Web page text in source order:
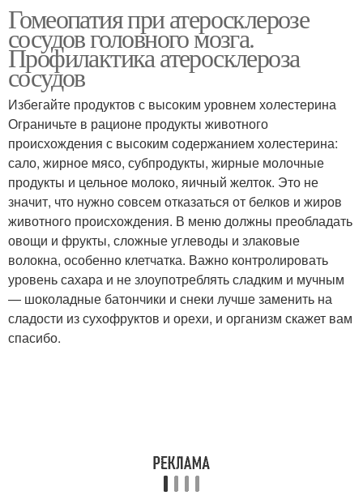
препараты
Препараты для детей
Препараты для
взрослых
Противовирусный
препарат
Препараты при
коронавирусе
Препараты от
коронавируса
Гомеопатия при атеросклерозе
сосудов головного мозга.
Профилактика атеросклероза
сосудов
Избегайте продуктов с высоким уровнем холестерина
Ограничьте в рационе продукты животного
происхождения с высоким содержанием холестерина:
сало, жирное мясо, субпродукты, жирные молочные
продукты и цельное молоко, яичный желток. Это не
значит, что нужно совсем отказаться от белков и жиров
животного происхождения. В меню должны преобладать
овощи и фрукты, сложные углеводы и злаковые
волокна, особенно клетчатка. Важно контролировать
уровень сахара и не злоупотреблять сладким и мучным
— шоколадные батончики и снеки лучше заменить на
сладости из сухофруктов и орехи, и организм скажет вам
спасибо.